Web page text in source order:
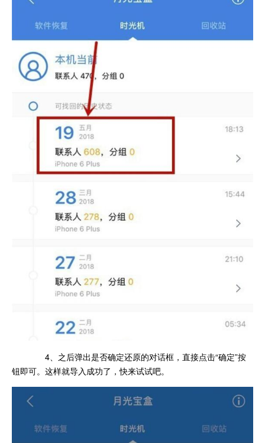
4、之后弹出是否确定还原的对话框，直接点击“确定”按
钮即可。这样就导入成功了，快来试试吧。